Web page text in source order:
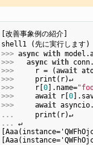
[改善事象例の紹介]
>>> async with
>>>
async with
>>>
    r = (
await
>>>
    print(r)↵
>>>
    r[
0].name=
>>>
await r[0
>>>
await
...
    print(r)↵
...
↵